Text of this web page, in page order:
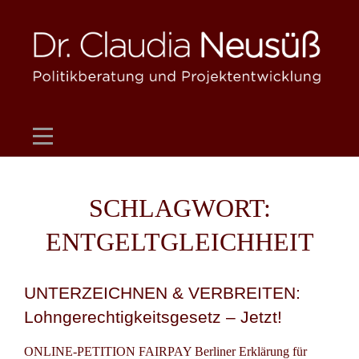
content
SCHLAGWORT:
ENTGELTGLEICHHEIT
UNTERZEICHNEN & VERBREITEN:
Lohngerechtigkeitsgesetz – Jetzt!
ONLINE-PETITION FAIRPAY Berliner Erklärung für